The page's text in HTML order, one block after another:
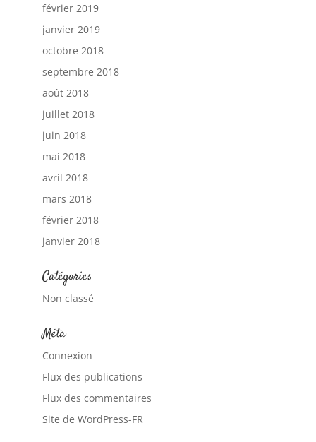
février 2019
janvier 2019
octobre 2018
septembre 2018
août 2018
juillet 2018
juin 2018
mai 2018
avril 2018
mars 2018
février 2018
janvier 2018
Catégories
Non classé
Méta
Connexion
Flux des publications
Flux des commentaires
Site de WordPress-FR